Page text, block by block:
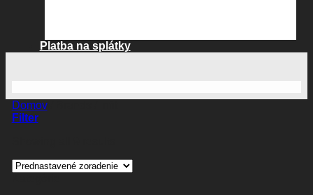
Platba na splátky
Domov
Filter